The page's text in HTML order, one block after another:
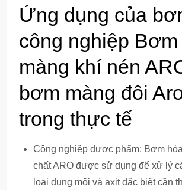
Ứng dụng của
công nghiệp Bơm
màng khí nén
bơm màng đôi
trong thực tế
Công nghiệp dược phẩm: Bơm hóa
chất ARO được sử dụng để xử lý
loại dung môi và axit đặc biệt cần